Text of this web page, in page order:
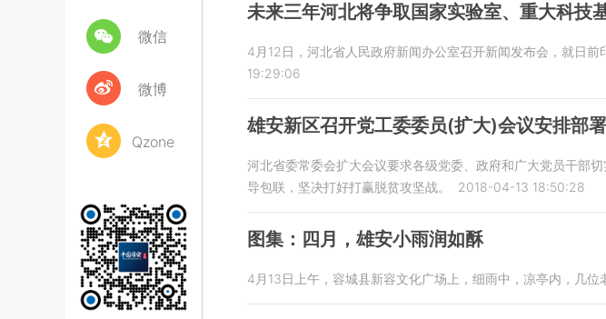
微信
微博
Qzone
未来三年河北将争取国家实验室、重大科技
4月12日，河北省人民政府新闻办公室召开新闻发布会，就日
19:29:06
雄安新区召开党工委委员(扩大)会议安排部
河北省委常委会扩大会议要求各级党委、政府和广大党员干部
导包联，坚决打好打赢脱贫攻坚战。
2018-04-13 18:50:28
图集：四月，雄安小雨润如酥
4月13日上午，容城县新容文化广场上，细雨中，凉亭内，几位